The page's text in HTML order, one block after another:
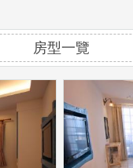
房型一覽